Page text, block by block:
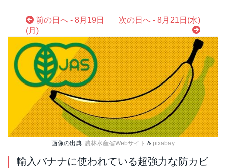
前の日へ - 8月19日
(月)
次の日へ - 8月21日(水)
画像の出典: 農林水産省Webサイト & pixabay
輸入バナナに使われている超強力な防カビ